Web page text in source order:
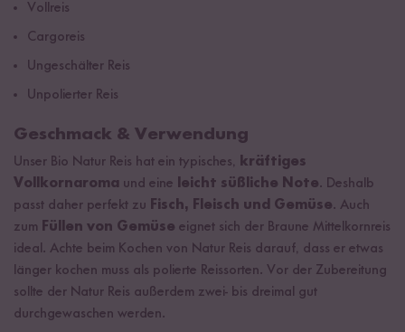
Vollreis
Cargoreis
Ungeschälter Reis
Unpolierter Reis
Geschmack & Verwendung
Unser Bio Natur Reis hat ein typisches, kräftiges
Vollkornaroma und eine leicht süßliche Note. Deshalb
passt daher perfekt zu Fisch, Fleisch und Gemüse. Auch
zum Füllen von Gemüse eignet sich der Braune Mittelkornreis
ideal. Achte beim Kochen von Natur Reis darauf, dass er etwas
länger kochen muss als polierte Reissorten. Vor der Zubereitung
sollte der Natur Reis außerdem zwei- bis dreimal gut
durchgewaschen werden.